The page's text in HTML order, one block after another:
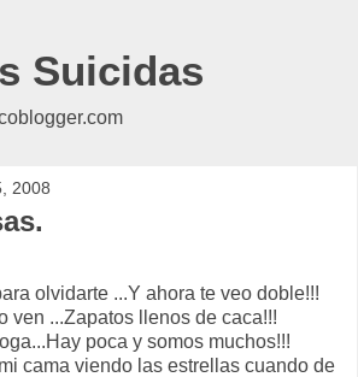
Suicidas
2008
olvidarte ...Y ahora te veo doble!!!
ven ...Zapatos llenos de caca!!!
poca y somos muchos!!!
cama viendo las estrellas cuando de